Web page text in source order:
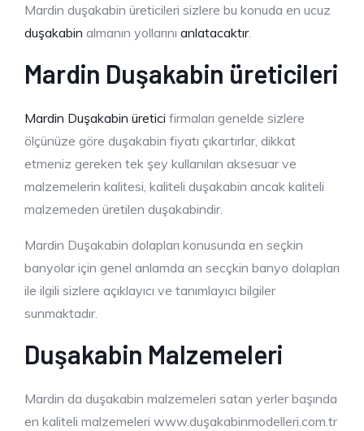
Mardin duşakabin üreticileri sizlere bu konuda en ucuz
duşakabin almanın yollarını anlatacaktır.
Mardin Duşakabin üreticileri
Mardin Duşakabin üretici firmaları genelde sizlere
ölçünüze göre duşakabin fiyatı çıkartırlar, dikkat
etmeniz gereken tek şey kullanılan aksesuar ve
malzemelerin kalitesi, kaliteli duşakabin ancak kaliteli
malzemeden üretilen duşakabindir.
Mardin Duşakabin dolapları konusunda en seçkin
banyolar için genel anlamda an secçkin banyo dolapları
ile ilgili sizlere açıklayıcı ve tanımlayıcı bilgiler
sunmaktadır.
Duşakabin Malzemeleri
Mardin da duşakabin malzemeleri satan yerler başında
en kaliteli malzemeleri www.duşakabinmodelleri.com.tr